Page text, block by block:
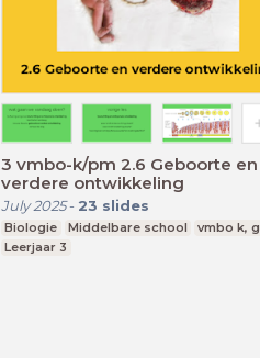
3 vmbo-k/pm 2.6 Geboorte en
verdere ontwikkeling
July 2025- 23 slides
Biologie Middelbare school
vmbo k, g
Leerjaar 3